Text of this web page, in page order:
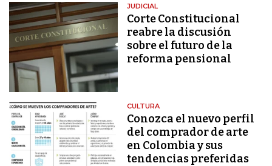
JUDICIAL
Corte Constitucional
reabre la discusión
sobre el futuro de la
reforma pensional
CULTURA
Conozca el nuevo perfil
del comprador de arte
en Colombia y sus
tendencias preferidas